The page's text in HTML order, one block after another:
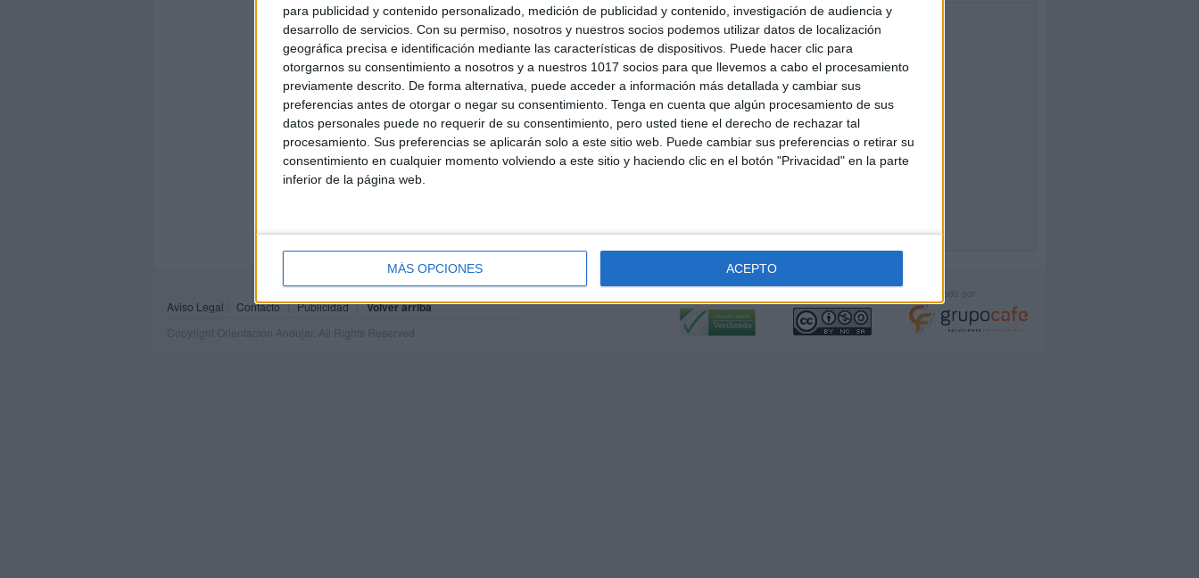
para publicidad y contenido personalizado, medición de publicidad y contenido, investigación de audiencia y
desarrollo de servicios. Con su permiso, nosotros y nuestros socios podemos utilizar datos de localización
geográfica precisa e identificación mediante las características de dispositivos. Puede hacer clic para
otorgarnos su consentimiento a nosotros y a nuestros 1017 socios para que llevemos a cabo el procesamiento
previamente descrito. De forma alternativa, puede acceder a información más detallada y cambiar sus
preferencias antes de otorgar o negar su consentimiento. Tenga en cuenta que algún procesamiento de sus
datos personales puede no requerir de su consentimiento, pero usted tiene el derecho de rechazar tal
procesamiento. Sus preferencias se aplicarán solo a este sitio web. Puede cambiar sus preferencias o retirar su
consentimiento en cualquier momento volviendo a este sitio y haciendo clic en el botón "Privacidad" en la parte
inferior de la página web.
MÁS OPCIONES ACEPTO
Aviso Legal Contacto Publicidad Volver arriba
Copyright Orientacion Andujar. All Rights Reserved